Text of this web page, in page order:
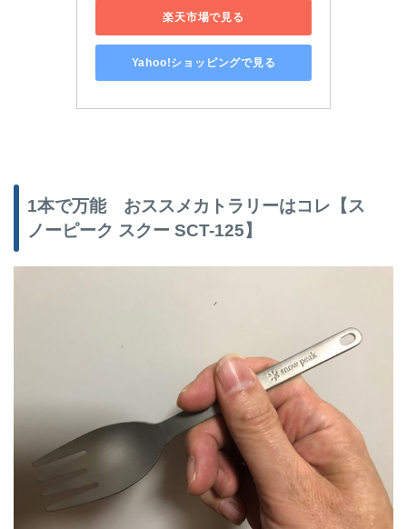
楽天市場で見る
Yahoo!ショッピングで見る
1本で万能 おススメカトラリーはコレ【ス
ノーピーク スクー SCT-125】